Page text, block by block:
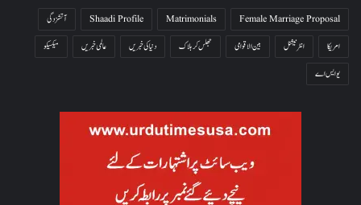
Female Marriage Proposal
Matrimonials
Shaadi Profile
آتشزدگی
امریکا
انٹرنیشنل بین الاقوامی جھلس کر ہلاک دنیا کی خبریں عالمی خبریں
میکسیکو
یو ایس اے